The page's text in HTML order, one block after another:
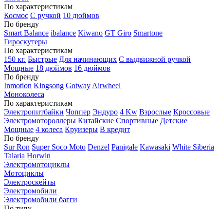
По характеристикам
Космос С ручкой 10 дюймов
По бренду
Smart Balance ibalance Kiwano GT Giro Smartone
Гироскутеры
По характеристикам
150 кг. Быстрые Для начинающих С выдвижной ручкой
Мощные 18 дюймов 16 дюймов
По бренду
Inmotion Kingsong Gotway Airwheel
Моноколеса
По характеристикам
Электропитбайки Чоппер Эндуро 4 Kw Взрослые Кроссовые
Электромотороллеры Китайские Спортивные Детские
Мощные 4 колеса Круизеры В кредит
По бренду
Sur Ron Super Soco Moto Denzel Panigale Kawasaki White Siberia
Talaria Horwin
Электромотоциклы
Мотоциклы
Электроскейты
Электромобили
Электромобили багги